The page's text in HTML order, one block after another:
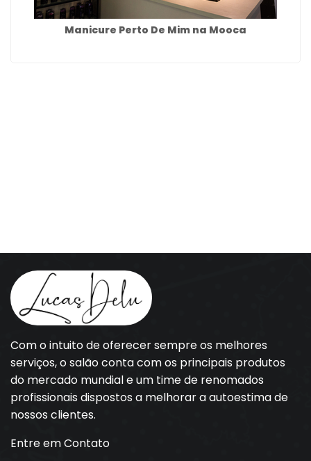
Manicure Perto De Mim na Mooca
Com o intuito de oferecer sempre os melhores
serviços, o salão conta com os principais produtos
do mercado mundial e um time de renomados
profissionais dispostos a melhorar a autoestima de
nossos clientes.
Entre em Contato